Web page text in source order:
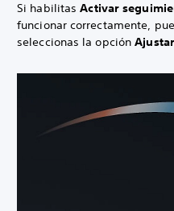
Si habilitasActivar
funcionar correctamente,
seleccionas la opción